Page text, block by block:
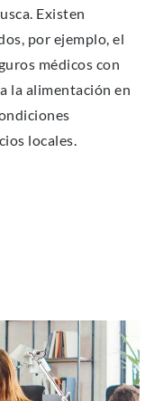
Existen
por ejemplo, el
médicos con
la alimentación en
locales.